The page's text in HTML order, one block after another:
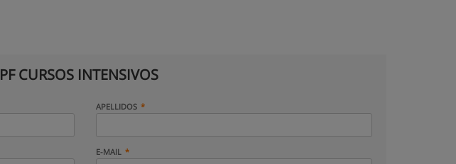
PF CURSOS INTENSIVOS
APELLIDOS
E-MAIL